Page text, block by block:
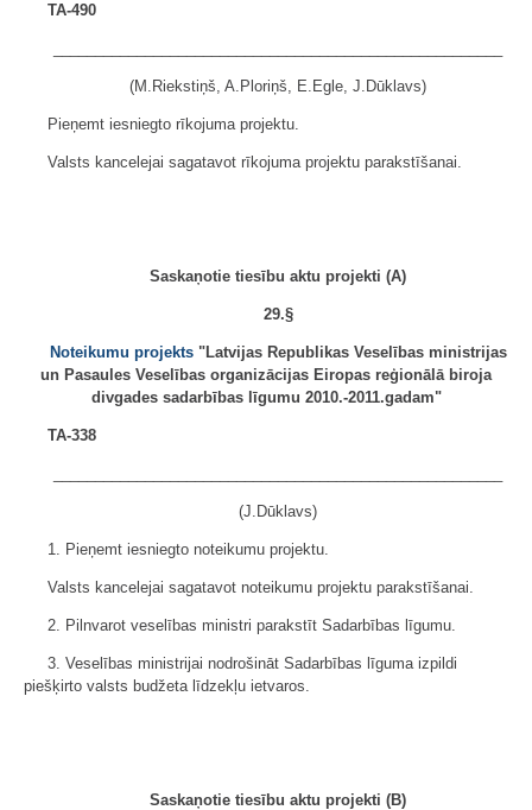
TA-490
(M.Riekstiņš, A.Ploriņš, E.Egle, J.Dūklavs)
Pieņemt iesniegto rīkojuma projektu.
Valsts kancelejai sagatavot rīkojuma projektu parakstīšanai.
Saskaņotie tiesību aktu projekti (A)
29.§
Noteikumu projekts"Latvijas Republikas Veselības ministrijas
un Pasaules Veselības organizācijas Eiropas reģionālā biroja
divgades sadarbības līgumu 2010.-2011.gadam"
TA-338
(J.Dūklavs)
1. Pieņemt iesniegto noteikumu projektu.
Valsts kancelejai sagatavot noteikumu projektu parakstīšanai.
2. Pilnvarot veselības ministri parakstīt Sadarbības līgumu.
3. Veselības ministrijai nodrošināt Sadarbības līguma izpildi
piešķirto valsts budžeta līdzekļu ietvaros.
Saskaņotie tiesību aktu projekti (B)